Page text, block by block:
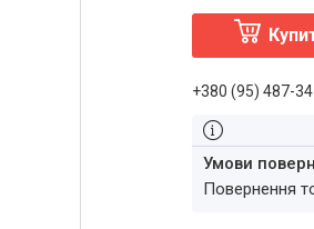
+380 (95) 487-
повернення